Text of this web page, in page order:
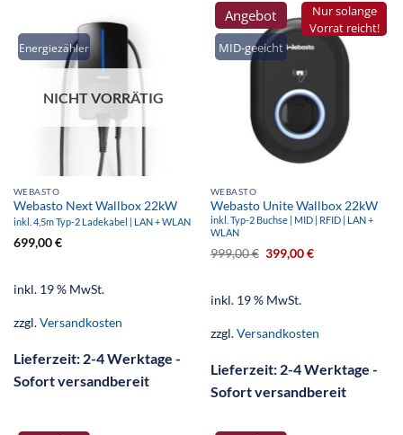
Energiezähler
NICHT VORRÄTIG
WEBASTO
Webasto Next Wallbox 22kW
inkl. 4,5m Typ-2 Ladekabel | LAN + WLAN
699,00€
inkl. 19 % MwSt.
zzgl.Versandkosten
Lieferzeit: 2-4 Werktage -
Sofort versandbereit
Angebot
MID-geeicht
Nur solange
Vorrat reicht!
WEBASTO
Webasto Unite Wallbox 22kW
inkl. Typ-2 Buchse | MID | RFID | LAN +
WLAN
999,00€ 399,00€
inkl. 19 % MwSt.
zzgl.Versandkosten
Lieferzeit: 2-4 Werktage -
Sofort versandbereit